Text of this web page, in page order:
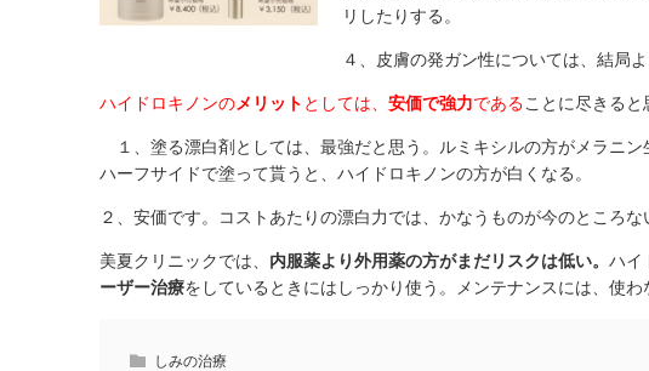
リしたりする。
４、皮膚の発ガン性については、結局
ハイドロキノンのメリット としては、 安価で強力であることに尽きると
１、塗る漂白剤としては、最強だと思う。ルミキシルの方がメラニ
ハーフサイドで塗って貰うと、ハイドロキノンの方が白くなる。
２、安価です。コストあたりの漂白力では、かなうものが今のところな
美夏クリニックでは、 内服薬より外用薬の方がまだリスクは低い。 ハイ
ーザー治療をしているときにはしっかり使う。メンテナンスには、使
しみの治療